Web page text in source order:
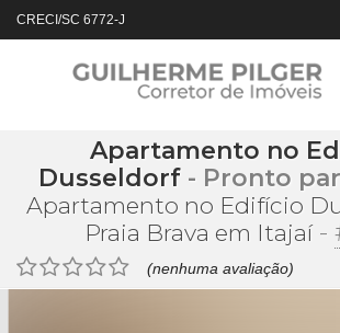
CRECI/SC 6772-J
Apartamento no
Dusseldorf - Pronto
Apartamento no Edifício
Praia Brava em Itajaí-
(nenhuma avaliação)